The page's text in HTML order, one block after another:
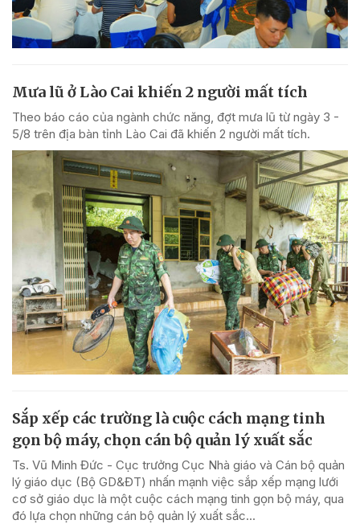
Mưa lũ ở Lào Cai khiến 2 người mất tích
Theo báo cáo của ngành chức năng, đợt mưa lũ từ ngày 3 -
5/8 trên địa bàn tỉnh Lào Cai đã khiến 2 người mất tích.
Sắp xếp các trường là cuộc cách mạng tinh
gọn bộ máy, chọn cán bộ quản lý xuất sắc
Ts. Vũ Minh Đức - Cục trưởng Cục Nhà giáo và Cán bộ quản
lý giáo dục (Bộ GD&ĐT) nhấn mạnh việc sắp xếp mạng lưới
cơ sở giáo dục là một cuộc cách mạng tinh gọn bộ máy, qua
đó lựa chọn những cán bộ quản lý xuất sắc...